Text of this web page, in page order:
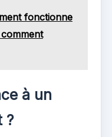
fonctionne
à un
?